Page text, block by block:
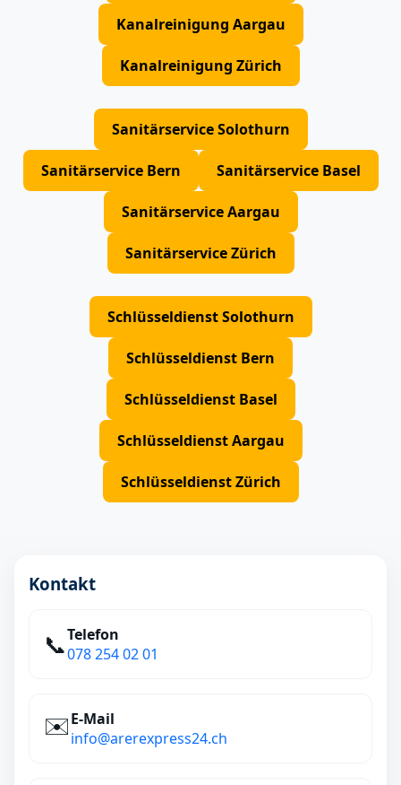
Kanalreinigung Aargau
Kanalreinigung Zürich
Sanitärservice Solothurn
Sanitärservice Bern Sanitärservice Basel
Sanitärservice Aargau
Sanitärservice Zürich
Schlüsseldienst Solothurn
Schlüsseldienst Bern
Schlüsseldienst Basel
Schlüsseldienst Aargau
Schlüsseldienst Zürich
Kontakt
📞Telefon
078 254 02 01
✉️E‑Mail
info@arerexpress24.ch